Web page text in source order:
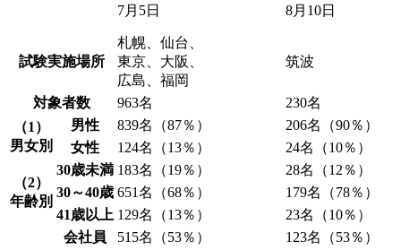
7月5日
8月10日
試験実施場所
札幌、仙台、
東京、大阪、
広島、福岡
筑波
対象者数 963名
230名
（1）
男女別
男性 839名（87％）
206名（90％）
女性
124名（13％） 24名（10％）
（2）
年齢別
30歳未満 183名（19％）
28名（12％）
30～40歳 651名（68％）
179名（78％）
41歳以上 129名（13％） 23名（10％）
会社員 515名（53％）
123名（53％）